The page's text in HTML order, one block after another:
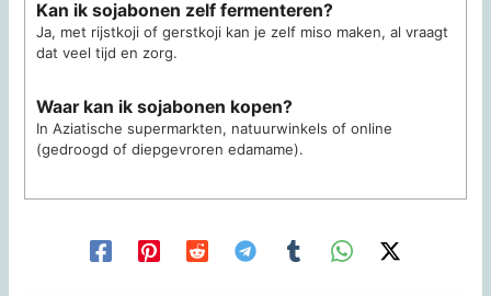
Kan ik sojabonen zelf fermenteren?
Ja, met rijstkoji of gerstkoji kan je zelf miso maken, al vraagt
dat veel tijd en zorg.
Waar kan ik sojabonen kopen?
In Aziatische supermarkten, natuurwinkels of online
(gedroogd of diepgevroren edamame).